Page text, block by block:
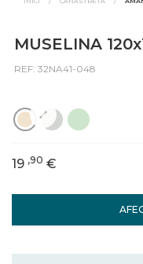
MUSELINA
REF: 32NA41-048
19 ,90 €